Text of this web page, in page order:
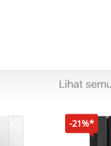
-21%*